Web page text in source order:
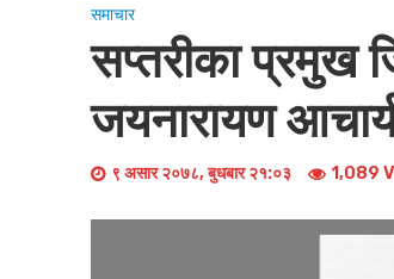
समाचार
सप्तरीका प्रमुख
जयनारायण
९ असार २०७८, बुधबार २१:०३ 1,089